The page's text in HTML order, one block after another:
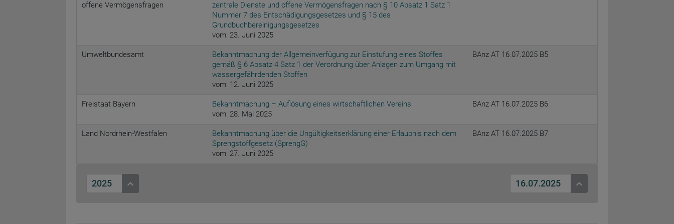
offene Vermögensfragen
zentrale Dienste und offene Vermögensfragen nach § 10 Absatz 1 Satz 1
Nummer 7 des Entschädigungsgesetzes und § 15 des
Grundbuchbereinigungsgesetzes
vom: 23. Juni 2025
Umweltbundesamt
Bekanntmachung der Allgemeinverfügung zur Einstufung eines Stoffes
gemäß § 6 Absatz 4 Satz 1 der Verordnung über Anlagen zum Umgang mit
wassergefährdenden Stoffen
vom: 12. Juni 2025
BAnz AT 16.07.2025 B5
Freistaat Bayern
Bekanntmachung – Auflösung eines wirtschaftlichen Vereins
vom: 28. Mai 2025
BAnz AT 16.07.2025 B6
Land Nordrhein-Westfalen
Bekanntmachung über die Ungültigkeitserklärung einer Erlaubnis nach dem
Sprengstoffgesetz (SprengG)
vom: 27. Juni 2025
BAnz AT 16.07.2025 B7
2025 16.07.2025